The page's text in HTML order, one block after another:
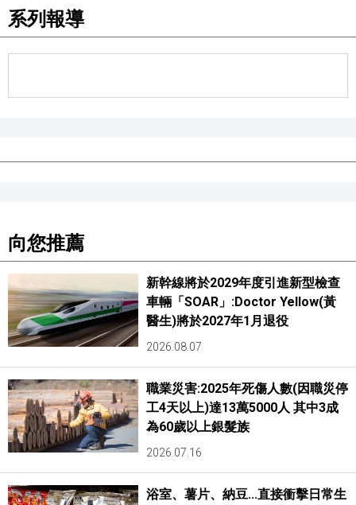
工作勞動
語言
編輯部通知
系列報導
向您推薦
新幹線將於2029年度引進新型檢查
車輛「SOAR」:Doctor Yellow(黃
醫生)將於2027年1月退役
2026.08.07
職業災害:2025年死傷人數(因職災停
工4天以上)達13萬5000人 其中3成
為60歲以上銀髮族
2026.07.16
浴室、薯片、納豆...直接衝擊日常生